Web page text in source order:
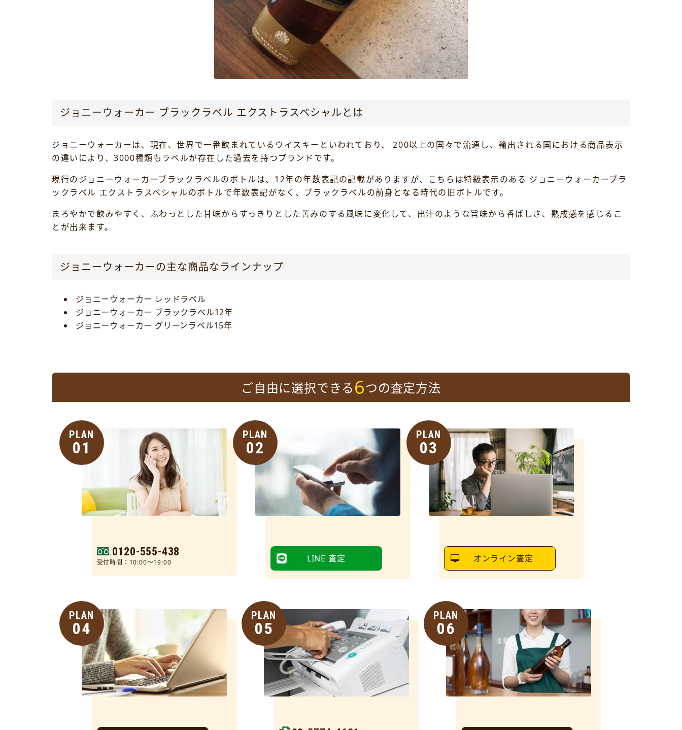
ジョニーウォーカー ブラックラベル エクストラスペシャルとは
ジョニーウォーカーは、現在、世界で一番飲まれているウイスキーといわれており、 200以上の国々で流通し、輸出される国における商品表示
の違いにより、3000種類もラベルが存在した過去を持つブランドです。
現行のジョニーウォーカーブラックラベルのボトルは、12年の年数表記の記載がありますが、こちらは特級表示のある ジョニーウォーカーブラ
ックラベル エクストラスペシャルのボトルで年数表記がなく、ブラックラベルの前身となる時代の旧ボトルです。
まろやかで飲みやすく、ふわっとした甘味からすっきりとした苦みのする風味に変化して、出汁のような旨味から香ばしさ、熟成感を感じるこ
とが出来ます。
ジョニーウォーカーの主な商品なラインナップ
ジョニーウォーカー レッドラベル
ジョニーウォーカー ブラックラベル12年
ジョニーウォーカー グリーンラベル15年
ご自由に選択できる6つの査定方法
PLAN
01
0120-555-438
受付時間：10:00～19:00
PLAN
02
LINE 査定
PLAN
03
オンライン査定
PLAN
04
PLAN
05
PLAN
06